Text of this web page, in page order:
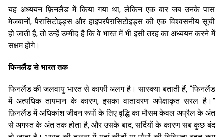
यह अध्ययन फ़िनलैंड में किया गया था, लेकिन एक बार जब उनके पास
मेजबानों, पैरासिटोइड्स और हाइपरपैरासिटोइड्स की एक विश्वसनीय सूची
हो जाती है, तो उन्हें उम्मीद है कि वे भारत में भी इसी तरह का अध्ययन करने में
सक्षम होंगे।
फिनलैंड से भारत तक
फिनलैंड की जलवायु भारत से काफी अलग है। सास्क्या बताती हैं, “फिनलैंड
में अत्यधिक तापमान के कारण, इसका वातावरण अपेक्षाकृत सरल है।”
फ़िनलैंड में अधिकांश जीवन रूपों के लिए वृद्धि का मौसम केवल अप्रैल के अंत
से अगस्त के अंत तक होता है, और उसके बाद, सर्दियों के कारण सब कुछ बंद